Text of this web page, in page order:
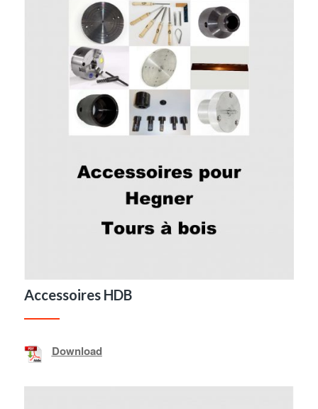
Accessoires HDB
Download